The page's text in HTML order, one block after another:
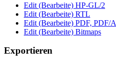
Edit (Bearbeite) HP-GL/2
Edit (Bearbeite) RTL
Edit (Bearbeite) PDF, PDF/A
Edit (Bearbeite) Bitmaps
Exportieren